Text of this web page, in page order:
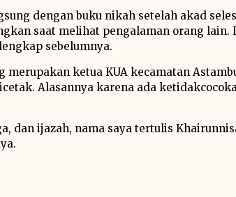
dengan buku nikah setelah akad
saat melihat pengalaman orang lain.
sebelumnya.
merupakan ketua KUA kecamatan
Alasannya karena ada
dan ijazah, nama saya tertulis